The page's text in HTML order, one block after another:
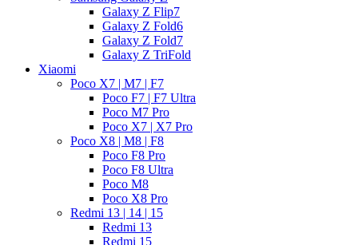
Galaxy Z Flip7
Galaxy Z Fold6
Galaxy Z Fold7
Galaxy Z TriFold
Xiaomi
Poco X7 | M7 | F7
Poco F7 | F7 Ultra
Poco M7 Pro
Poco X7 | X7 Pro
Poco X8 | M8 | F8
Poco F8 Pro
Poco F8 Ultra
Poco M8
Poco X8 Pro
Redmi 13 | 14 | 15
Redmi 13
Redmi 15